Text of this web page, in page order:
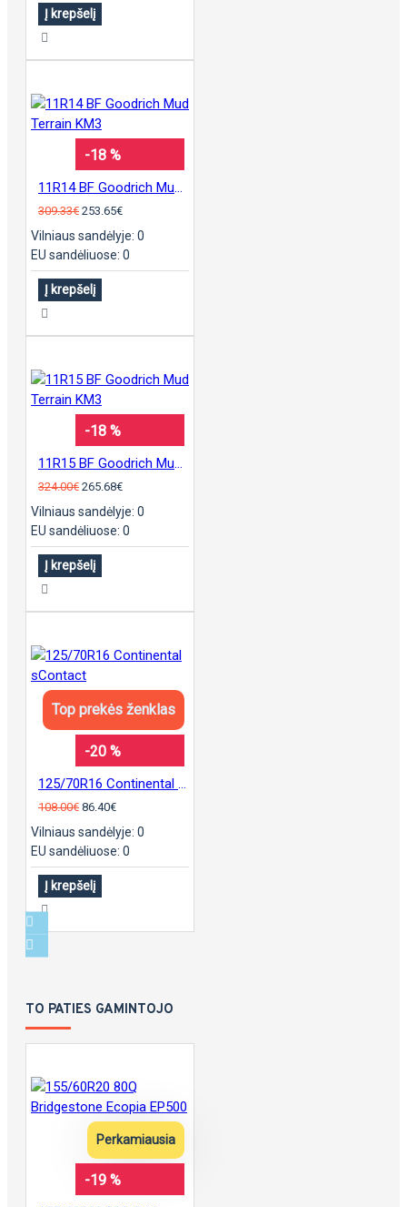
Į krepšelį
-18 %
309.33€ 253.65€
Vilniaus sandėlyje: 0
EU sandėliuose: 0
Į krepšelį
-18 %
324.00€ 265.68€
Vilniaus sandėlyje: 0
EU sandėliuose: 0
Į krepšelį
Top prekės ženklas
-20 %
108.00€ 86.40€
Vilniaus sandėlyje: 0
EU sandėliuose: 0
Į krepšelį
TO PATIES GAMINTOJO
Perkamiausia
-19 %